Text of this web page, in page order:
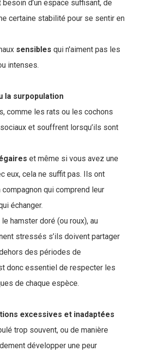
d’un espace suffisant, de
certaine stabilité pour se sentir en
sensibles qui n'aiment pas les
intenses.
la surpopulation
comme les rats ou les cochons
et souffrent lorsqu’ils sont
et même si vous avez une
eux, cela ne suffit pas. Ils ont
qui comprend leur
échanger.
le hamster doré (ou roux), au
stressés s’ils doivent partager
des périodes de
donc essentiel de respecter les
de chaque espèce.
excessives et inadaptées
trop souvent, ou de manière
développer une peur